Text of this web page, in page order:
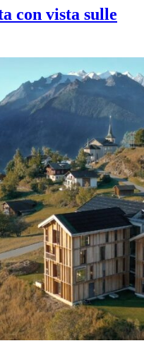
con vista sulle